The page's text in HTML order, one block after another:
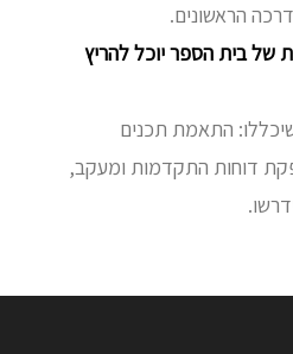
הראשונים.
של בית הספר יוכל להריץ
שיכללו: התאמת תכנים
דוחות התקדמות ומעקב,